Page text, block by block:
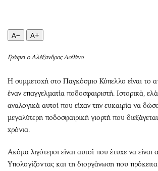
Κόσμος
Πολιτισμός
Σινεμά
Θέατρο-Χορός
Μουσική
Εικαστικά
Βιβλίο
Χειρόγραφα
Wine
Podcasts
Uncut
A− A+
Γράφει ο Αλέξανδρος Λοθάνο
Η συμμετοχή στο Παγκόσμιο Κύπελλο είναι το
έναν επαγγελματία ποδοσφαιριστή. Ιστορικά,
αναλογικά αυτοί που είχαν την ευκαιρία να
μεγαλύτερη ποδοσφαιρική γιορτή που
χρόνια.
Ακόμα λιγότεροι είναι αυτοί που έτυχε να είναι
Υπολογίζοντας και τη διοργάνωση που